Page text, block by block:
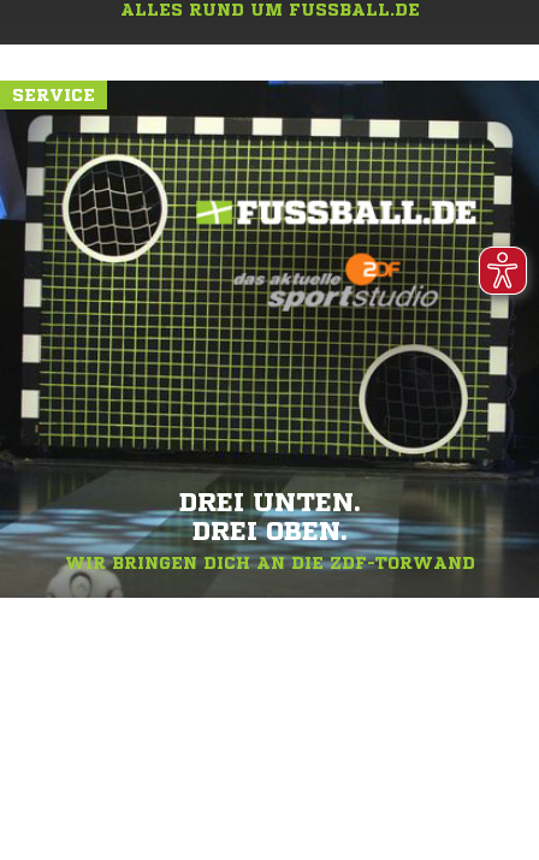
ALLES RUND UM FUSSBALL.DE
SERVICE
DREI UNTEN.
DREI OBEN.
WIR BRINGEN DICH AN DIE ZDF-TORWAND